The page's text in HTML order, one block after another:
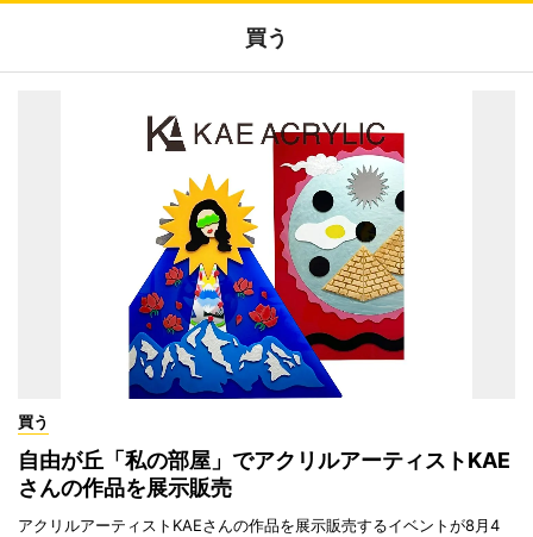
買う
買う
自由が丘「私の部屋」でアクリルアーティストKAE
さんの作品を展示販売
アクリルアーティストKAEさんの作品を展示販売するイベントが8月4